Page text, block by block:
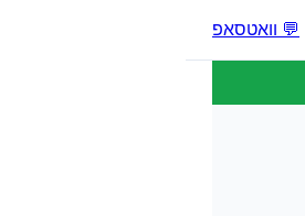
💬 וואטסאפ